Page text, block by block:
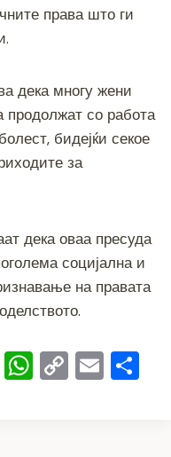
права што ги
дека многу жени
продолжат со работа
бидејќи секое
за
дека оваа пресуда
социјална и
на правата
T W C E